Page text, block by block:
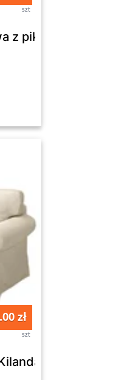
szt
z pikowaniem w
zł
szt
jasnobeżowy